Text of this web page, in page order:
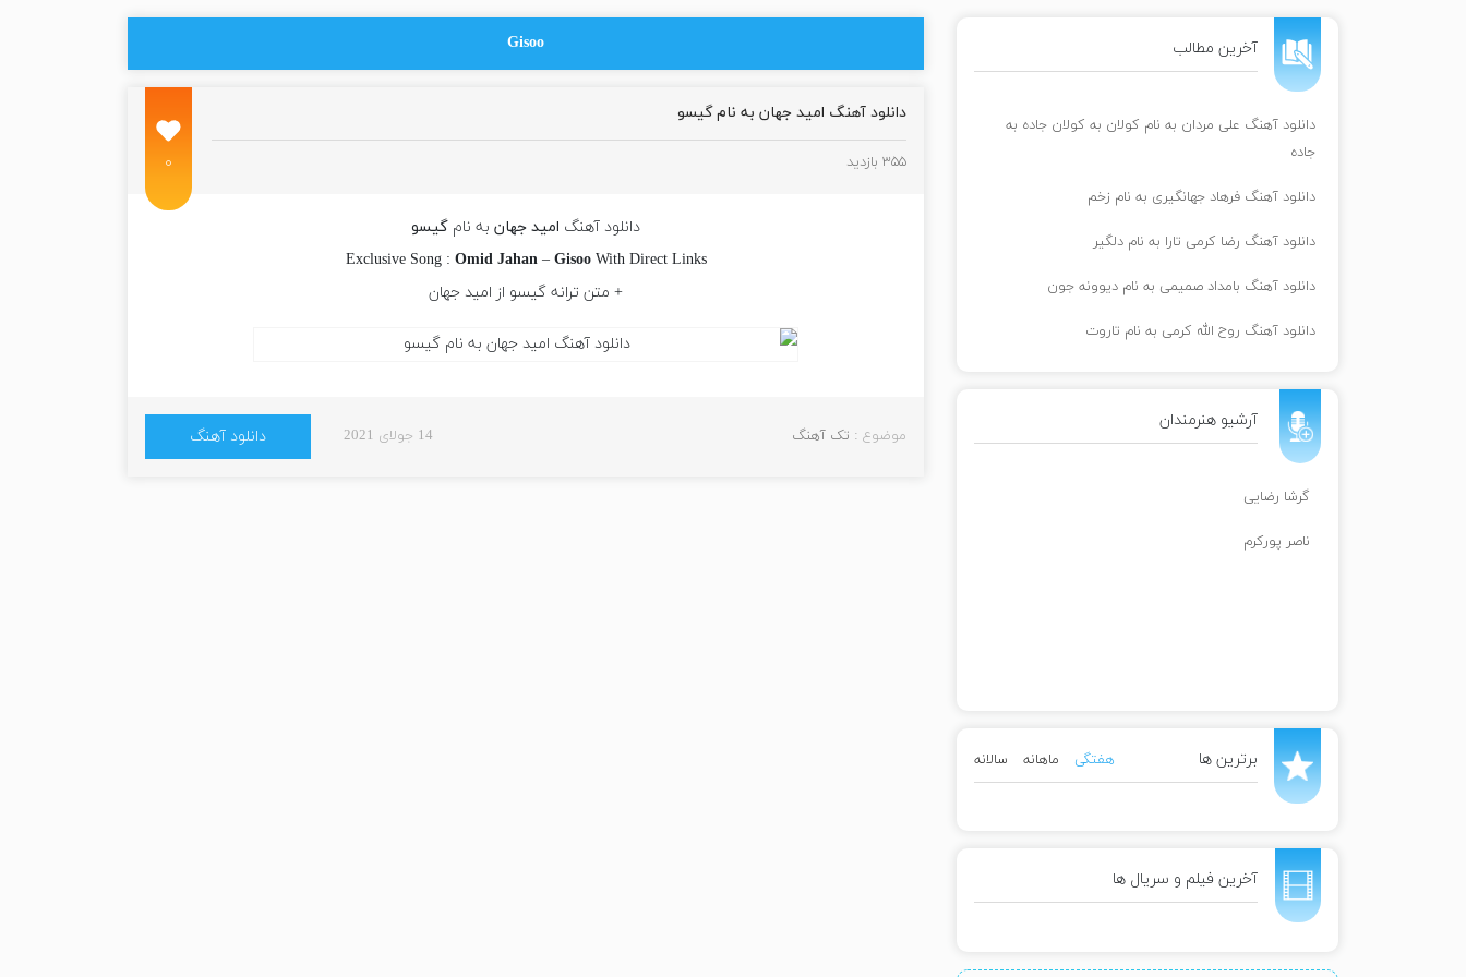
آخرین مطالب
دانلود آهنگ علی مردان به نام کولان به کولان جاده به
جاده
دانلود آهنگ فرهاد جهانگیری به نام زخم
دانلود آهنگ رضا کرمی تارا به نام دلگیر
دانلود آهنگ بامداد صمیمی به نام دیوونه جون
دانلود آهنگ روح الله کرمی به نام تاروت
آرشیو هنرمندان
گرشا رضایی
ناصر پورکرم
برترین ها هفتگی ماهانه سالانه
آخرین فیلم و سریال ها
Gisoo
دانلود آهنگ امید جهان به نام گیسو
۳۵۵ بازدید ۰
دانلود آهنگ امید جهان به نام گیسو
Exclusive Song : Omid Jahan– GisooWith Direct Links
+ متن ترانه گیسو از امید جهان
موضوع : تک آهنگ 14 جولای 2021 دانلود آهنگ